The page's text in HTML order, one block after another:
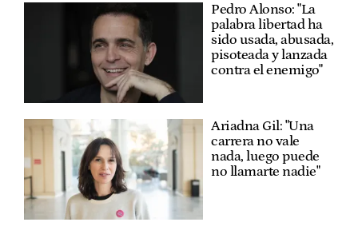
Pedro Alonso: "La
palabra libertad ha
sido usada, abusada,
pisoteada y lanzada
contra el enemigo"
Ariadna Gil: "Una
carrera no vale
nada, luego puede
no llamarte nadie"